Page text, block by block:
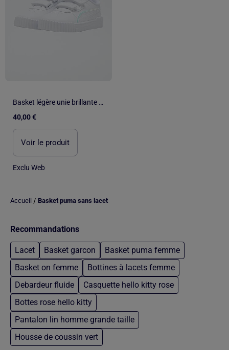
Basket légère unie brillante PUMA
40,00 €
Voir le produit
Exclu Web
Accueil / Basket puma sans lacet
Recommandations
Lacet Basket garcon
Basket puma femme
Basket on femme
Bottines à lacets femme
Debardeur fluide
Casquette hello kitty rose
Bottes rose hello kitty
Pantalon lin homme grande taille
Housse de coussin vert